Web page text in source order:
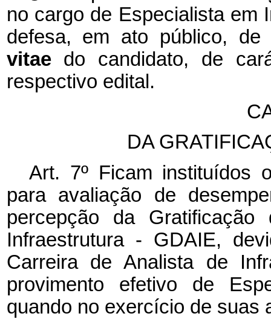
no cargo de Especialista em
defesa, em ato público,
vitae do candidato, de
respectivo edital.
DA
Art. 7º Ficam instituídos
para avaliação de
percepção da
Infraestrutura - GDAIE,
Carreira de Analista de
provimento efetivo de
quando no exercício de suas